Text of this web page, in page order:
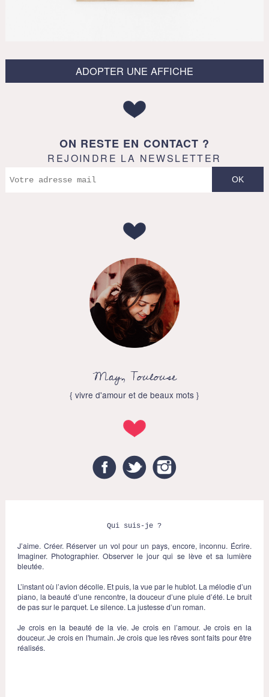
ADOPTER UNE AFFICHE
ON RESTE EN CONTACT ?
REJOINDRE LA NEWSLETTER
May, Toulouse
{ vivre d'amour et de beaux mots }
FacebookTwitter
Qui suis-je ?
J’aime. Créer. Réserver un vol pour un pays, encore, inconnu. Écrire.
Imaginer. Photographier. Observer le jour qui se lève et sa lumière
bleutée.
L’instant où l’avion décolle. Et puis, la vue par le hublot. La mélodie d’un
piano, la beauté d’une rencontre, la douceur d’une pluie d’été. Le bruit
de pas sur le parquet. Le silence. La justesse d’un roman.
Je crois en la beauté de la vie. Je crois en l’amour. Je crois en la
douceur. Je crois en l'humain. Je crois que les rêves sont faits pour être
réalisés.